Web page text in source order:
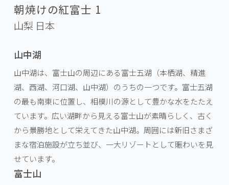
朝焼けの紅富士 1
山梨 日本
山中湖
山中湖は、富士山の周辺にある富士五湖（本栖湖、精進
湖、西湖、河口湖、山中湖）のうちの一つです。富士五湖
の最も南東に位置し、相模川の源として豊かな水をたたえ
ています。広い湖畔から見える富士山が素晴らしく、古く
から景勝地として栄えてきた山中湖。周囲には新旧さまざ
まな宿泊施設が立ち並び、一大リゾートとして賑わいを見
せています。
富士山